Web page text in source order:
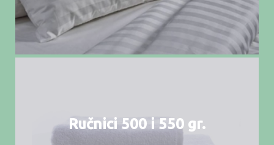
Ručnici 500 i 550 gr.